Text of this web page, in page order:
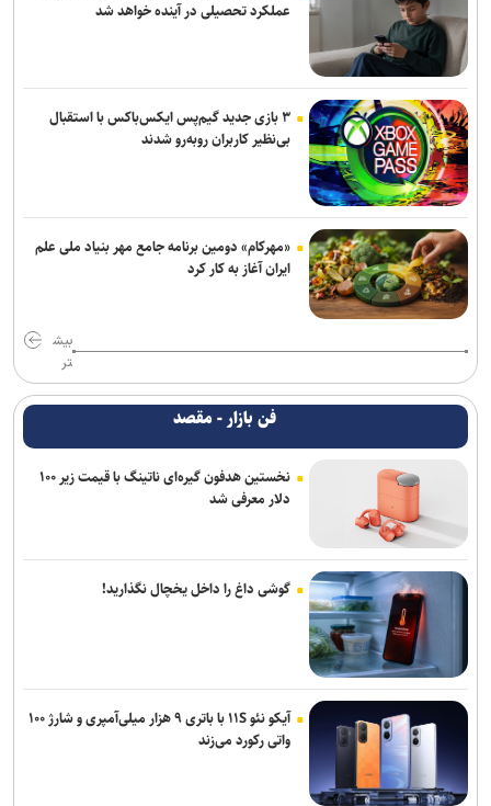
عملکرد تحصیلی در آینده خواهد شد
۳ بازی جدید گیم‌پس ایکس‌باکس با استقبال
بی‌نظیر کاربران روبه‌رو شدند
«مهرکام» دومین برنامه جامع مهر بنیاد ملی علم
ایران آغاز به کار کرد
بیش
تر
فن بازار - مقصد
نخستین هدفون گیره‌ای ناتینگ با قیمت زیر ۱۰۰
دلار معرفی شد
گوشی داغ را داخل یخچال نگذارید!
آیکو نئو ۱۱S با باتری ۹ هزار میلی‌آمپری و شارژ ۱۰۰
واتی رکورد می‌زند